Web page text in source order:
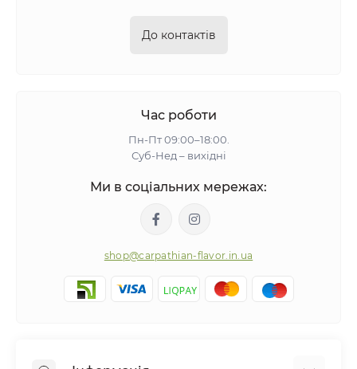
До контактів
Час роботи
Пн-Пт 09:00–18:00.
Суб-Нед – вихідні
Ми в соціальних мережах:
shop@carpathian-flavor.in.ua